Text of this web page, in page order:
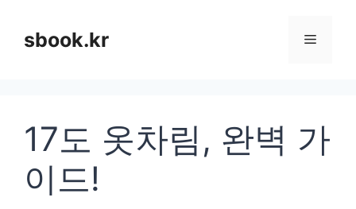
sbook.kr 메
17도 옷차림, 완벽 가
이드!